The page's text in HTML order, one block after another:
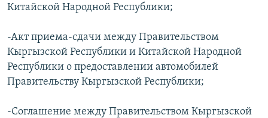
Китайской Народной Республики;
-Акт приема-сдачи между Правительством
Кыргызской Республики и Китайской Народной
Республики о предоставлении автомобилей
Правительству Кыргызской Республики;
-Соглашение между Правительством Кыргызской